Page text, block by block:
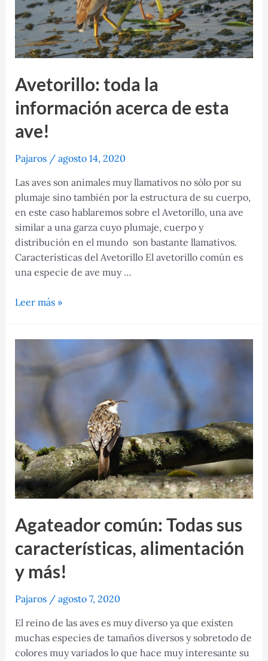
Avetorillo: toda la
información acerca de esta
ave!
Pajaros/ agosto 14, 2020
Las aves son animales muy llamativos no sólo por su
plumaje sino también por la estructura de su cuerpo,
en este caso hablaremos sobre el Avetorillo, una ave
similar a una garza cuyo plumaje, cuerpo y
distribución en el mundo son bastante llamativos.
Características del Avetorillo El avetorillo común​ es
una especie de ave muy …
Avetorillo:
acerca
Leer más »
Agateador común: Todas sus
características, alimentación
y más!
Pajaros/ agosto 7, 2020
El reino de las aves es muy diverso ya que existen
muchas especies de tamaños diversos y sobretodo de
colores muy variados lo que hace muy interesante su